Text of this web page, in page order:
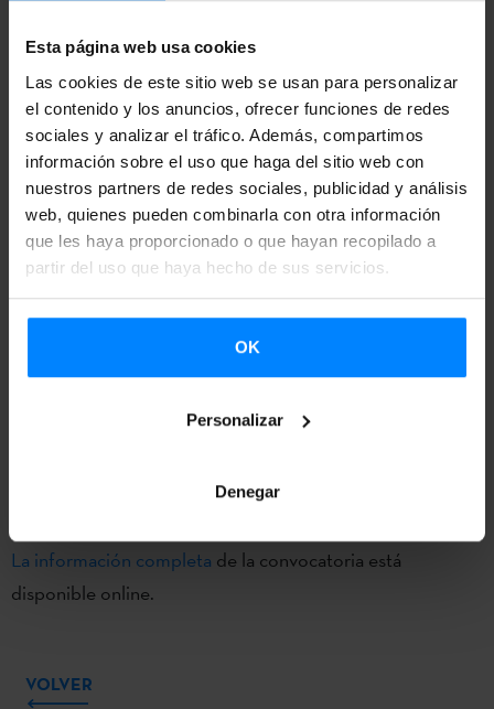
Esta página web usa cookies
Las cookies de este sitio web se usan para personalizar
el contenido y los anuncios, ofrecer funciones de redes
sociales y analizar el tráfico. Además, compartimos
información sobre el uso que haga del sitio web con
nuestros partners de redes sociales, publicidad y análisis
web, quienes pueden combinarla con otra información
que les haya proporcionado o que hayan recopilado a
partir del uso que haya hecho de sus servicios.
OK
Personalizar
Denegar
- Aquellos relacionados con la realización de viajes de
estudios, excursiones, intercambios, ocio o similares.
- Aquellos relacionados con los siguientes ámbitos:
educación reglada, acción social, medio ambiente,
agricultura, joyería, orfebrería y artesanía.
- Programas organizados dentro de la enseñanza reglada y
universidades, trabajos de final de grado o máster,
conferencias en escuelas/universidades, viajes o proyectos
- Aquellos que tengan como objeto la gastronomía, el
Etxepare, quedaran excluidos de la misma.
La información completa de la convocatoria está
disponible online.
VOLVER